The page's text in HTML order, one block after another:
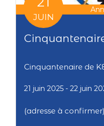
JUIN
Cinquantenaire de
21 juin 2025 - 22 juin
(adresse à